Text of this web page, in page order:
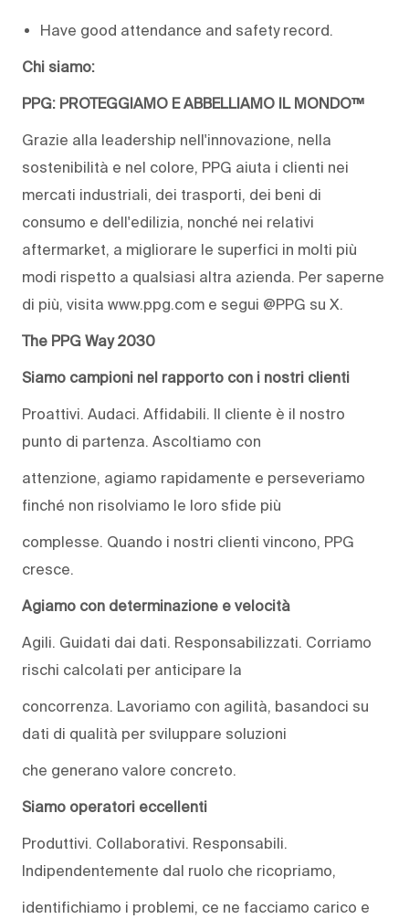
Have good attendance and safety record.
Chi siamo:
PPG: PROTEGGIAMO E ABBELLIAMO IL MONDO™
Grazie alla leadership nell'innovazione, nella
sostenibilità e nel colore, PPG aiuta i clienti nei
mercati industriali, dei trasporti, dei beni di
consumo e dell'edilizia, nonché nei relativi
aftermarket, a migliorare le superfici in molti più
modi rispetto a qualsiasi altra azienda. Per saperne
di più, visita www.ppg.com e segui @PPG su X.
The PPG Way 2030
Siamo campioni nel rapporto con i nostri clienti
Proattivi. Audaci. Affidabili. Il cliente è il nostro
punto di partenza. Ascoltiamo con
attenzione, agiamo rapidamente e perseveriamo
finché non risolviamo le loro sfide più
complesse. Quando i nostri clienti vincono, PPG
cresce.
Agiamo con determinazione e velocità
Agili. Guidati dai dati. Responsabilizzati. Corriamo
rischi calcolati per anticipare la
concorrenza. Lavoriamo con agilità, basandoci su
dati di qualità per sviluppare soluzioni
che generano valore concreto.
Siamo operatori eccellenti
Produttivi. Collaborativi. Responsabili.
Indipendentemente dal ruolo che ricopriamo,
identifichiamo i problemi, ce ne facciamo carico e